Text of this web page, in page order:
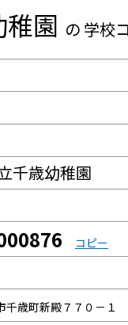
園 の 学校
千歳幼稚園
コピー
千歳町新殿７７０－１